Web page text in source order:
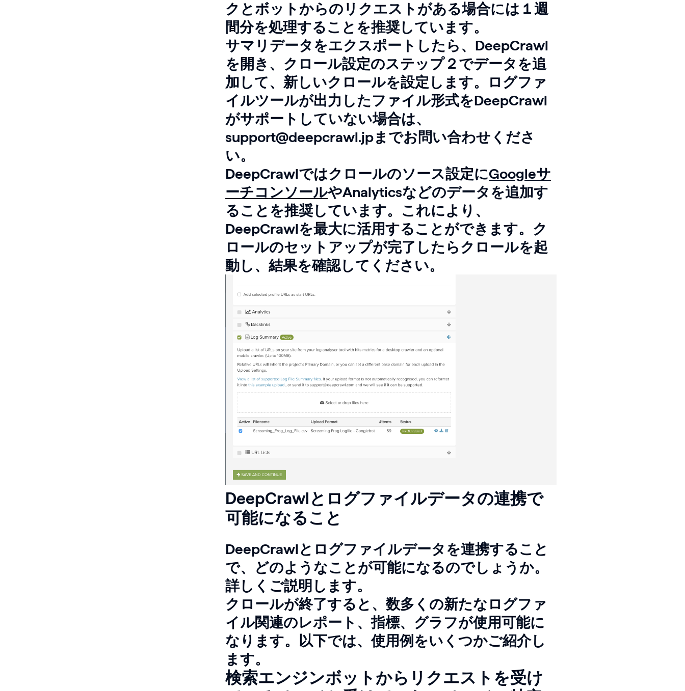
クとボットからのリクエストがある場合には１週
間分を処理することを推奨しています。
サマリデータをエクスポートしたら、DeepCrawl
を開き、クロール設定のステップ２でデータを追
加して、新しいクロールを設定します。ログファ
イルツールが出力したファイル形式をDeepCrawl
がサポートしていない場合は、
support@deepcrawl.jpまでお問い合わせくださ
い。
DeepCrawlではクロールのソース設定にGoogleサ
ーチコンソールやAnalyticsなどのデータを追加す
ることを推奨しています。これにより、
DeepCrawlを最大に活用することができます。ク
ロールのセットアップが完了したらクロールを起
動し、結果を確認してください。
DeepCrawlとログファイルデータの連携で
可能になること
DeepCrawlとログファイルデータを連携すること
で、どのようなことが可能になるのでしょうか。
詳しくご説明します。
クロールが終了すると、数多くの新たなログファ
イル関連のレポート、指標、グラフが使用可能に
なります。以下では、使用例をいくつかご紹介し
ます。
検索エンジンボットからリクエストを受け